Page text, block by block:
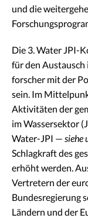
und die
Die 3. Water JPI-
für den
forscher mit der
sein. Im
Aktivitäten der
im Wassersektor
Water-JPI — siehe
Schlagkraft des
erhöht werden.
Vertretern der
Bundesregierung
Ländern und der